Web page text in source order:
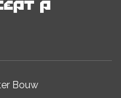
Bouw